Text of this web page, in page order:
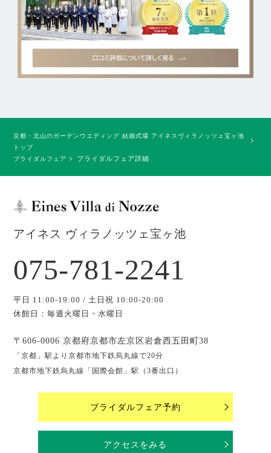
京都・北山のガーデンウエディング 結婚式場 アイネスヴィラノッツェ宝ヶ池
トップ
ブライダルフェア
ブライダルフェア詳細
アイネス ヴィラノッツェ宝ヶ池
075-781-2241
平日 11:00-19:00 / 土日祝 10:00-20:00
休館日：毎週火曜日・水曜日
〒606-0006 京都府京都市左京区岩倉西五田町38
「京都」駅より京都市地下鉄烏丸線で20分
京都市地下鉄烏丸線「国際会館」駅（3番出口）
ブライダルフェア予約
アクセスをみる